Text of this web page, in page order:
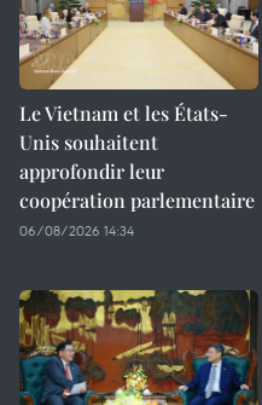
Le Vietnam et les États-
Unis souhaitent
approfondir leur
coopération parlementaire
06/08/2026 14:34